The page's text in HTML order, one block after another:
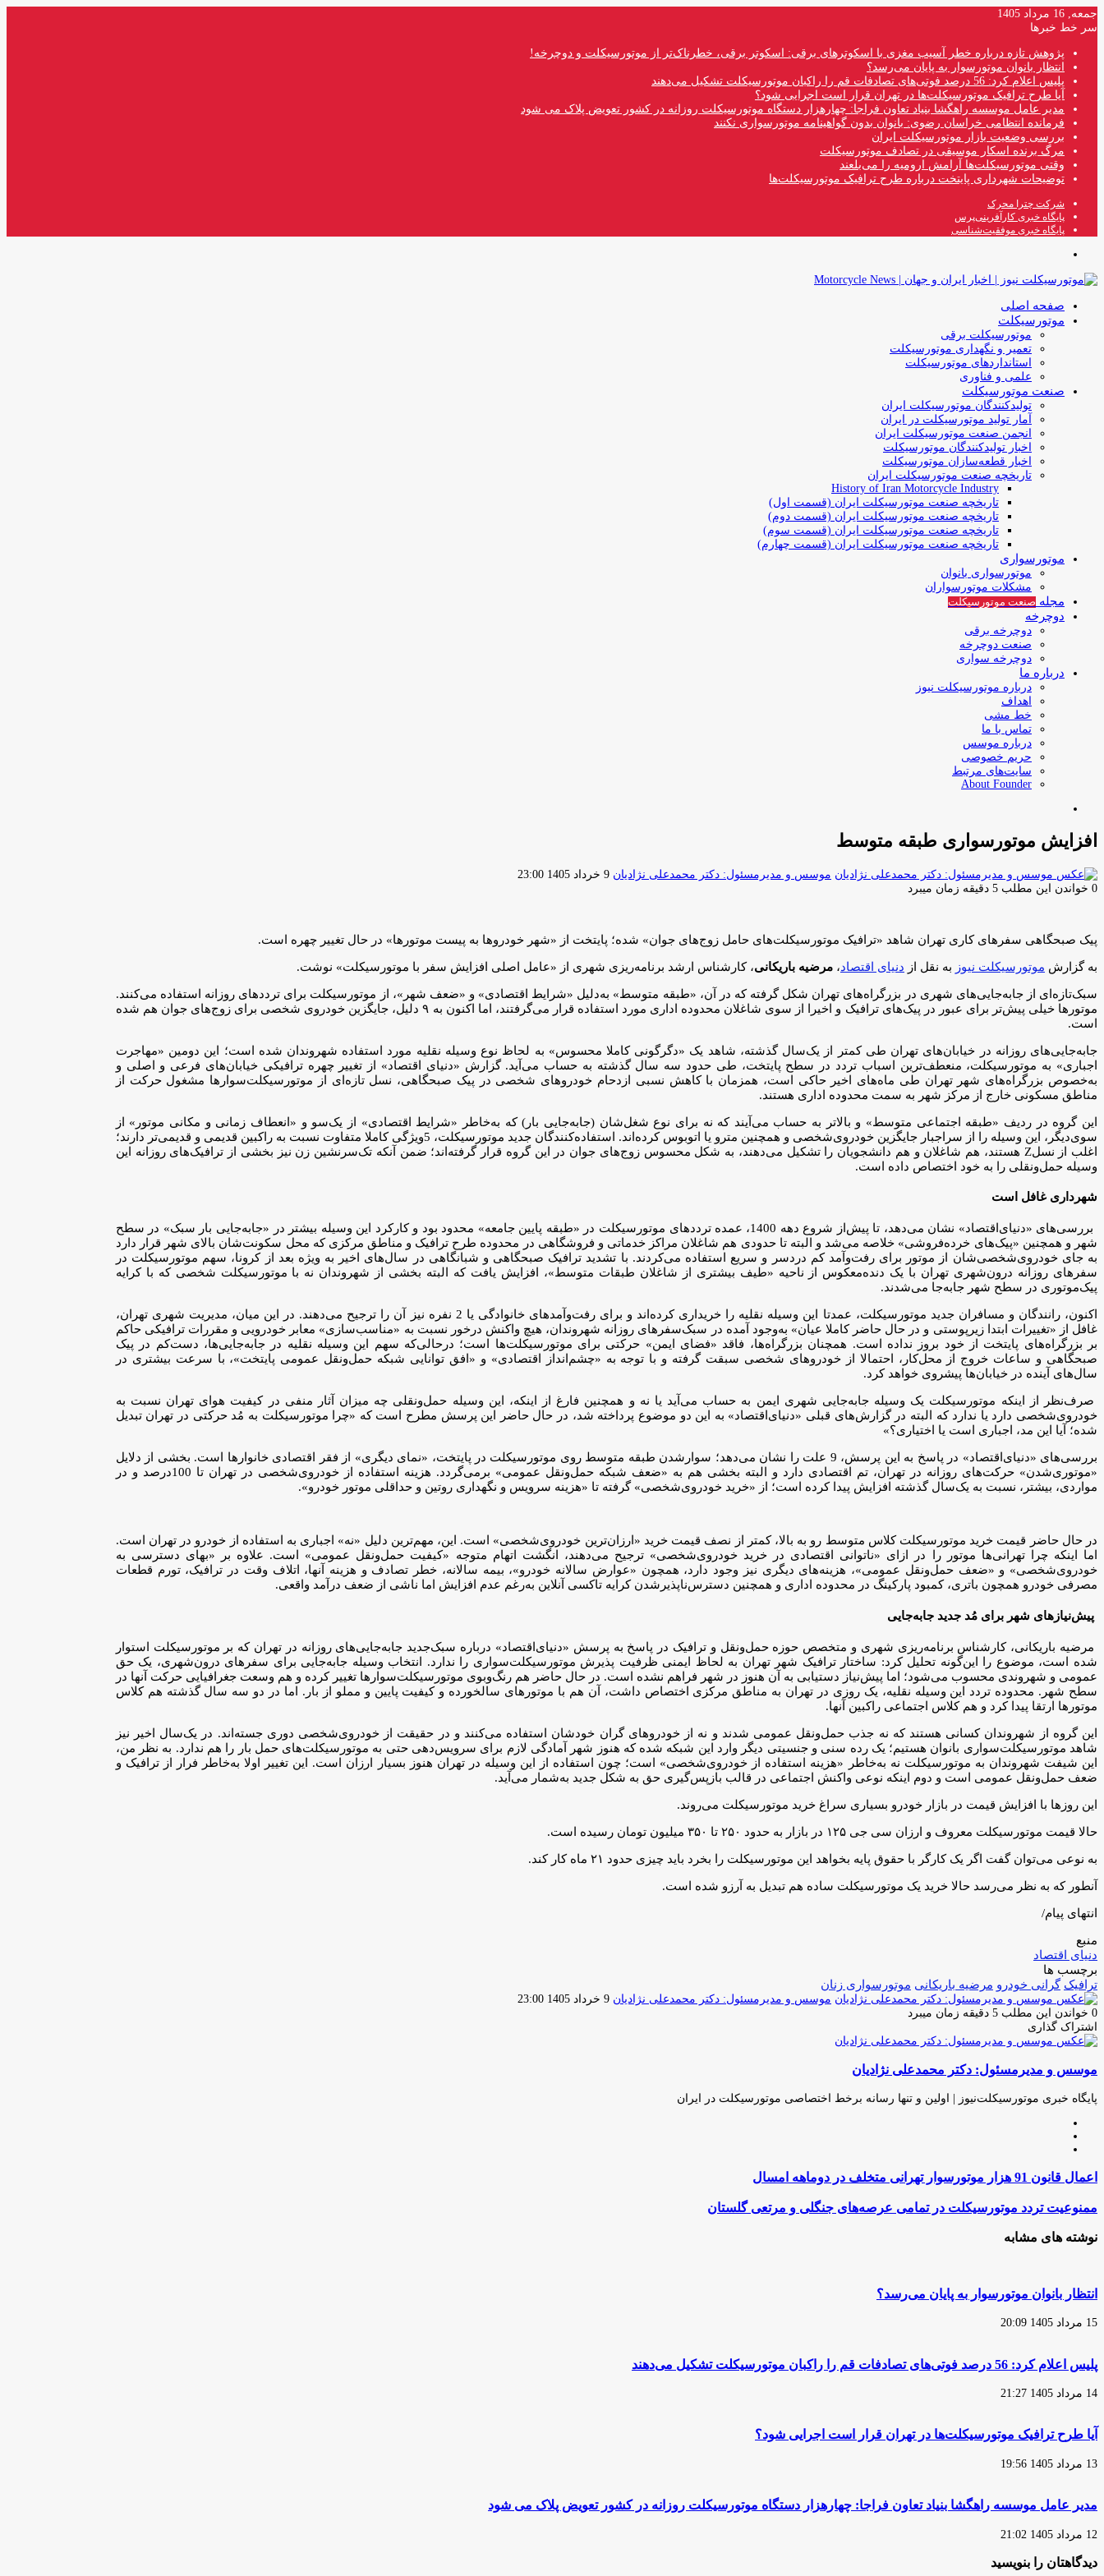
جمعه, 16 مرداد 1405
سر خط خبرها
پژوهش تازه درباره خطر آسیب مغزی با اسکوترهای برقی: اسکوتر برقی، خطرناک‌تر از موتورسیکلت و دوچرخه!
انتظار بانوان موتورسوار به پایان می‌رسد؟
پلیس اعلام کرد: 56 درصد فوتی‌های تصادفات قم را راکبان موتورسیکلت تشکیل می‌دهند
آیا طرح ترافیک موتورسیکلت‌ها در تهران قرار است اجرایی شود؟
مدیر عامل موسسه راهگشا بنیاد تعاون فراجا: چهارهزار دستگاه موتورسیکلت روزانه در کشور تعویض پلاک می شود
فرمانده انتظامی خراسان رضوی: بانوان بدون گواهینامه موتورسواری نکنند
بررسی وضعیت بازار موتورسیکلت ایران
مرگ برنده اسکار موسیقی در تصادف موتورسیکلت
وقتی موتورسیکلت‌ها آرامش ارومیه را می‌بلعند
توضیحات شهرداری پایتخت درباره طرح ترافیک موتورسیکلت‌ها
شرکت چترا محرک
پایگاه خبری کارآفرینی‌پرس
پایگاه خبری موفقیت‌شناسی
صفحه اصلی
موتورسیکلت
موتورسیکلت برقی
تعمیر و نگهداری موتورسیکلت
استانداردهای موتورسیکلت
علمی و فناوری
صنعت موتورسیکلت
تولیدکنندگان موتورسیکلت ایران
آمار تولید موتورسیکلت در ایران
انجمن صنعت موتورسیکلت ایران
اخبار تولیدکنندگان موتورسیکلت
اخبار قطعه‌سازان موتورسیکلت
تاریخچه صنعت موتورسیکلت ایران
History of Iran Motorcycle Industry
تاریخچه صنعت موتورسیکلت ایران (قسمت اول)
تاریخچه صنعت موتورسیکلت ایران (قسمت دوم)
تاریخچه صنعت موتورسیکلت ایران (قسمت سوم)
تاریخچه صنعت موتورسیکلت ایران (قسمت چهارم)
موتورسواری
موتورسواری بانوان
مشکلات موتورسواران
مجله صنعت موتورسیکلت
دوچرخه
دوچرخه برقی
صنعت دوچرخه
دوچرخه سواری
درباره ما
درباره موتورسیکلت نیوز
اهداف
خط مشی
تماس با ما
درباره موسس
حریم خصوصی
سایت‌های مرتبط
About Founder
افزایش موتورسواری طبقه‌ متوسط
موسس و مدیرمسئول: دکتر محمدعلی نژادیان ارسال
9 خرداد 1405 23:00
0 خواندن این مطلب 5 دقیقه زمان میبرد
پیک صبحگاهی سفرهای کاری تهران شاهد «ترافیک موتورسیکلت‌های حامل زوج‌های جوان» شده؛ پایتخت از «شهر خودروها به پیست موتورها» در حال تغییر چهره است.
به گزارش موتورسیکلت نیوز به نقل از دنیای اقتصاد، مرضیه باریکانی، کارشناس ارشد برنامه‌ریزی شهری از «عامل اصلی افزایش سفر با موتورسیکلت» نوشت.
سبک‌تازه‌ای از جابه‌جایی‌های شهری در بزرگراه‌های تهران شکل گرفته که در آن، «طبقه متوسط» به‌دلیل «شرایط اقتصادی» و «ضعف شهر»، از موتورسیکلت برای ترددهای روزانه‌ استفاده می‌کنند.
موتورها خیلی پیش‌تر برای عبور در پیک‌های ترافیک و اخیرا از سوی شاغلان محدوده اداری مورد استفاده قرار می‌گرفتند، اما اکنون به ۹ دلیل، جایگزین خودروی‌ شخصی برای زوج‌های جوان هم شده
است.
جابه‌جایی‌های روزانه در خیابان‌های تهران طی کمتر از یک‌سال گذشته، شاهد یک «دگرگونی کاملا محسوس» به لحاظ نوع وسیله نقلیه مورد استفاده شهروندان شده است؛ این دومین «مهاجرت
اجباری» به موتورسیکلت، منعطف‌ترین اسباب تردد در سطح پایتخت، طی حدود سه سال گذشته به حساب می‌آید. گزارش «دنیای‌ اقتصاد» از تغییر چهره ترافیکی خیابان‌های فرعی و اصلی و
به‌خصوص بزرگراه‌های شهر تهران طی ماه‌های اخیر حاکی است، همزمان با کاهش نسبی ازدحام خودروهای شخصی در پیک صبحگاهی، نسل تازه‌ای از موتورسیکلت‌سوارها مشغول حرکت از
مناطق مسکونی خارج از مرکز شهر به سمت محدوده اداری هستند.
این گروه در ردیف «طبقه اجتماعی متوسط» و بالاتر به حساب می‌آیند که نه برای نوع شغل‌شان (جابه‌جایی بار) که به‌خاطر «شرایط اقتصادی» از یک‌سو و «انعطاف زمانی و مکانی موتور» از
سوی‌دیگر، این وسیله را از سراجبار جایگزین خودروی‌شخصی و همچنین مترو یا اتوبوس کرده‌اند. استفاده‌کنندگان جدید موتورسیکلت، 5ویژگی کاملا متفاوت نسبت به راکبین قدیمی و قدیمی‌تر دارند؛
اغلب از نسلZ هستند، هم شاغلان و هم دانشجویان را تشکیل می‌دهند، به شکل محسوس زوج‌های جوان در این گروه قرار گرفته‌اند؛ ضمن آنکه تک‌سرنشین زن نیز بخشی از ترافیک‌های روزانه این
وسیله حمل‌ونقلی را به خود اختصاص داده است.
شهرداری غافل است
بررسی‌های «دنیای‌اقتصاد» نشان می‌دهد، تا پیش‌از شروع دهه 1400، عمده ترددهای موتورسیکلت در «طبقه پایین جامعه» محدود بود و کارکرد این وسیله بیشتر در «جابه‌جایی بار سبک» در سطح
شهر و همچنین «پیک‌های خرده‌فروشی» خلاصه می‌شد و البته تا حدودی هم شاغلان مراکز خدماتی و فروشگاهی در محدوده طرح ترافیک و مناطق مرکزی که محل‌ سکونت‌شان بالای شهر قرار دارد
به جای خودروی‌شخصی‌شان از موتور برای رفت‌وآمد کم‌ دردسر و سریع استفاده می‌کردند. با تشدید ترافیک صبحگاهی و شبانگاهی در سال‌های اخیر به ویژه بعد از کرونا، سهم موتورسیکلت در
سفرهای روزانه درون‌شهری تهران با یک دنده‌معکوس از ناحیه «طیف بیشتری از شاغلان طبقات متوسط»، افزایش یافت که البته بخشی از شهروندان نه با موتورسیکلت شخصی که با کرایه
پیک‌موتوری در سطح شهر جابه‌جا می‌شدند.
اکنون، رانندگان و مسافران جدید موتورسیکلت، عمدتا این وسیله نقلیه را خریداری کرده‌اند و برای رفت‌وآمدهای خانوادگی یا 2 نفره نیز آن را ترجیح می‌دهند. در این میان، مدیریت شهری تهران،
غافل از «تغییرات ابتدا زیرپوستی و در حال حاضر کاملا عیان» به‌وجود آمده در سبک‌سفرهای روزانه شهروندان، هیچ واکنش درخور نسبت به «مناسب‌سازی» معابر خودرویی و مقررات ترافیکی حاکم
بر بزرگراه‌های پایتخت از خود بروز نداده است. همچنان بزرگراه‌ها، فاقد «فضای ایمن» حرکتی برای موتورسیکلت‌ها است؛ درحالی‌که سهم این وسیله نقلیه در جابه‌جایی‌ها، دست‌کم در پیک‌
صبحگاهی و ساعات خروج از محل‌کار، احتمالا از خودروهای شخصی سبقت گرفته و با توجه به «چشم‌انداز اقتصادی» و «افق توانایی شبکه حمل‌ونقل عمومی پایتخت»، با سرعت بیشتری در
سال‌های آینده در خیابان‌ها پیشروی خواهد کرد.
صرف‌نظر از اینکه موتورسیکلت یک وسیله جابه‌جایی شهری ایمن به حساب می‌آید یا نه و همچنین فارغ از اینکه، این وسیله حمل‌ونقلی چه میزان آثار منفی در کیفیت هوای تهران نسبت به
خودروی‌شخصی دارد یا ندارد که البته در گزارش‌های قبلی «دنیای‌اقتصاد» به این دو موضوع پرداخته شد، در حال حاضر این پرسش مطرح است که «چرا موتورسیکلت به مُد حرکتی در تهران تبدیل
شده؛ آیا این مد، اجباری است یا اختیاری؟»
بررسی‌های «دنیای‌اقتصاد» در پاسخ به این پرسش، 9 علت را نشان می‌دهد؛ سوارشدن طبقه متوسط روی موتورسیکلت در پایتخت، «نمای دیگری» از فقر اقتصادی خانوارها است. بخشی از دلایل
«موتوری‌شدن» حرکت‌های روزانه در تهران، تم اقتصادی دارد و البته بخشی هم به «ضعف شبکه حمل‌ونقل عمومی» برمی‌گردد. هزینه استفاده از خودروی‌شخصی در تهران تا 100درصد و در
مواردی، بیشتر، نسبت به یک‌سال گذشته افزایش پیدا کرده است؛ از «خرید خودروی‌شخصی» گرفته تا «هزینه سرویس‌ و نگهداری روتین و حداقلی موتور خودرو».
در حال حاضر قیمت خرید موتورسیکلت کلاس متوسط رو به بالا، کمتر از نصف قیمت خرید «ارزان‌ترین خودروی‌شخصی» است. این، مهم‌ترین دلیل «نه» اجباری به استفاده از خودرو در تهران است.
اما اینکه چرا تهرانی‌ها موتور را در ازای «ناتوانی اقتصادی در خرید خودروی‌شخصی» ترجیح می‌دهند، انگشت اتهام متوجه «کیفیت حمل‌ونقل عمومی» است. علاوه بر «بهای دسترسی به
خودروی‌شخصی» و «ضعف حمل‌ونقل عمومی»، هزینه‌های دیگری نیز وجود دارد، همچون «عوارض سالانه خودرو»، بیمه سالانه، خطر تصادف و هزینه‌ آنها، اتلاف وقت در ترافیک، تورم قطعات
مصرفی خودرو همچون باتری، کمبود پارکینگ در محدوده اداری و همچنین دسترس‌ناپذیرشدن کرایه تاکسی آنلاین به‌رغم عدم افزایش اما ناشی از ضعف درآمد واقعی.
پیش‌نیازهای شهر برای مُد جدید جابه‌جایی
مرضیه باریکانی، کارشناس برنامه‌ریزی شهری و متخصص حوزه حمل‌ونقل و ترافیک در پاسخ به پرسش «دنیای‌اقتصاد» درباره سبک‌جدید جابه‌جایی‌های روزانه در تهران که بر موتورسیکلت استوار
شده است، موضوع را این‌گونه تحلیل کرد: ساختار ترافیک شهر تهران به لحاظ ایمنی ظرفیت پذیرش موتورسیکلت‌سواری را ندارد. انتخاب وسیله جابه‌جایی برای سفرهای درون‌شهری، یک حق
عمومی و شهروندی محسوب می‌شود؛ اما پیش‌نیاز دستیابی به آن هنوز در شهر فراهم نشده است. در حال حاضر هم رنگ‌وبوی موتورسیکلت‌سوارها تغییر کرده و هم وسعت جغرافیایی حرکت آنها در
سطح شهر. محدوده تردد این وسیله نقلیه، یک روزی در تهران به مناطق مرکزی اختصاص داشت، آن هم با موتورهای سالخورده و کیفیت پایین و مملو از بار. اما در دو سه سال گذشته هم کلاس
موتورها ارتقا پیدا کرد و هم کلاس اجتماعی راکبین آنها.
این گروه از شهروندان کسانی هستند که نه جذب حمل‌ونقل عمومی شدند و نه از خودروهای گران خودشان استفاده می‌کنند و در حقیقت از خودروی‌شخصی دوری جسته‌اند. در یک‌سال اخیر نیز
شاهد موتورسیکلت‌سواری بانوان هستیم؛ یک رده سنی و جنسیتی دیگر وارد این شبکه شده که هنوز شهر آمادگی لازم برای سرویس‌دهی حتی به موتورسیکلت‌های حمل بار را هم ندارد. به نظر من،
این شیفت شهروندان به موتورسیکلت نه به‌خاطر «هزینه استفاده از خودروی‌شخصی» است؛ چون استفاده از این وسیله در تهران هنوز بسیار ارزان است. این تغییر اولا به‌خاطر فرار از ترافیک و
ضعف حمل‌ونقل عمومی است و دوم اینکه نوعی واکنش اجتماعی در قالب بازپس‌‌گیری حق به شکل جدید به‌شمار می‌آید.
این روزها با افزایش قیمت در بازار خودرو بسیاری سراغ خرید موتورسیکلت می‌روند.
حالا قیمت موتورسیکلت معروف و ارزان سی جی ۱۲۵ در بازار به حدود ۲۵۰ تا ۳۵۰ میلیون تومان رسیده است.
به نوعی می‌توان گفت اگر یک کارگر با حقوق پایه بخواهد این موتورسیکلت را بخرد باید چیزی حدود ۲۱ ماه کار کند.
آنطور که به نظر می‌رسد حالا خرید یک موتورسیکلت ساده هم تبدیل به آرزو شده است.
انتهای پیام/
منبع
دنیای اقتصاد
برچسب ها
ترافیک گرانی خودرو مرضیه باریکانی موتورسواری زنان
موسس و مدیرمسئول: دکتر محمدعلی نژادیان ارسال
9 خرداد 1405 23:00
0 خواندن این مطلب 5 دقیقه زمان میبرد
اشتراک گذاری
فیس
توئیتر
لینکدین
واتس
تلگرام
اشتراک
از
ایمیل
چاپ
موسس و مدیرمسئول: دکتر محمدعلی نژادیان
پایگاه خبری موتورسیکلت‌نیوز | اولین و تنها رسانه برخط اختصاصی موتورسیکلت در ایران
اعمال
هزار
موتورسوار
تهرانی
دوماهه
امسال
اعمال قانون 91 هزار موتورسوار تهرانی متخلف در دوماهه امسال
ممنوعیت
موتورسیکلت
در
جنگلی
و
مرتعی
گلستان
ممنوعیت تردد موتورسیکلت در تمامی عرصه‌های جنگلی و مرتعی گلستان
نوشته های مشابه
انتظار بانوان موتورسوار به پایان می‌رسد؟
15 مرداد 1405 20:09
پلیس اعلام کرد: 56 درصد فوتی‌های تصادفات قم را راکبان موتورسیکلت تشکیل می‌دهند
14 مرداد 1405 21:27
آیا طرح ترافیک موتورسیکلت‌ها در تهران قرار است اجرایی شود؟
13 مرداد 1405 19:56
مدیر عامل موسسه راهگشا بنیاد تعاون فراجا: چهارهزار دستگاه موتورسیکلت روزانه در کشور تعویض پلاک می شود
12 مرداد 1405 21:02
دیدگاهتان را بنویسید